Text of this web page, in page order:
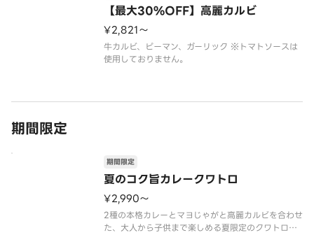
【最大30%OFF】高麗カルビ
¥2,821〜
牛カルビ、ピーマン、ガーリック ※トマトソースは
使用しておりません。
期間限定
夏のコク旨カレークワトロ
期間限定
¥2,990〜
2種の本格カレーとマヨじゃがと高麗カルビを合わせ
た、大人から子供まで楽しめる夏限定のクワトロが